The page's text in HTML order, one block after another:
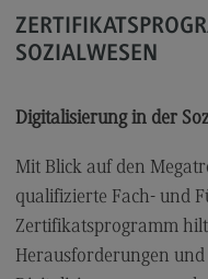
SOZIALWESEN
Digitalisierung in der
Mit Blick auf den
qualifizierte Fach- und
Zertifikatsprogramm
Herausforderungen